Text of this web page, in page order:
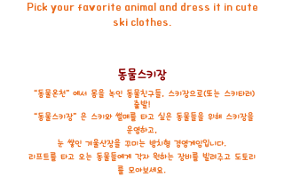
Pick your favorite animal and dress it in cute
ski clothes.
동물스키장
“동물온천”에서 몸을 녹인 동물친구들, 스키장으로(또는 스키타러)
출발!
“동물스키장”은 스키와 썰매를 타고 싶은 동물들을 위해 스키장을
운영하고,
눈 쌓인 겨울산장을 꾸미는 방치형 경영게임입니다.
리프트를 타고 오는 동물들에게 각자 원하는 장비를 빌려주고 도토리
를 모아보세요.